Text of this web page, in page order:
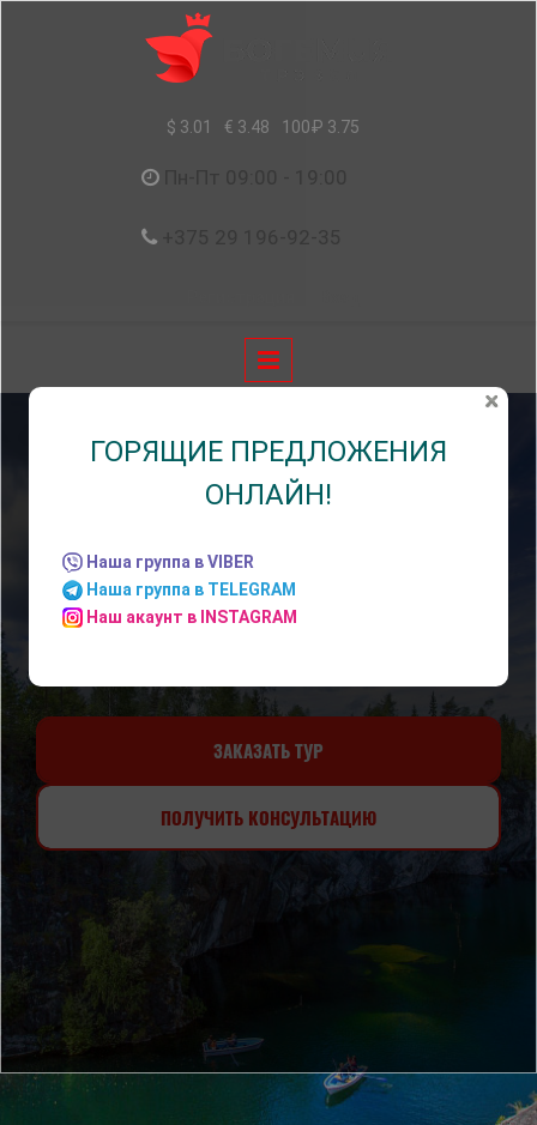
Перейти к основному содержанию
$ 3.01 € 3.48 100₽ 3.75
Пн-Пт 09:00 - 19:00
БОДРУМ
ЗАКАЗАТЬ ТУР
ПОЛУЧИТЬ КОНСУЛЬТАЦИЮ
СТОИМОСТЬ ТУРА
ФОТОГАЛЕРЕЯ
ГОРЯЩИЕ ПРЕДЛОЖЕНИЯ
ОНЛАЙН!
Наша группа в VIBER
Наша группа в TELEGRAM
Наш акаунт в INSTAGRAM